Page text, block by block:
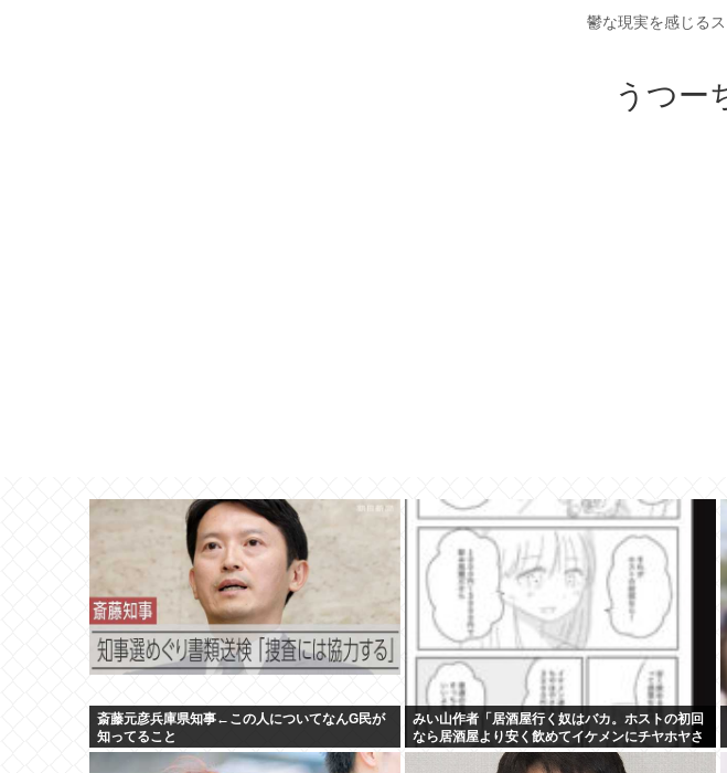
鬱な現実を感じる
うつー
斎藤元彦兵庫県知事←この人についてなんG民が
知ってること
みい山作者「居酒屋行く奴はバカ。ホストの初回
なら居酒屋より安く飲めてイケメンにチヤホヤさ
れる」